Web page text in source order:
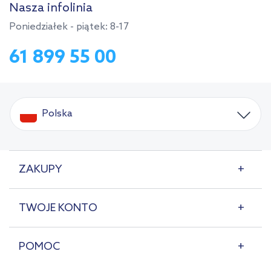
Nasza infolinia
Poniedziałek - piątek: 8-17
61 899 55 00
Polska
ZAKUPY
TWOJE KONTO
POMOC